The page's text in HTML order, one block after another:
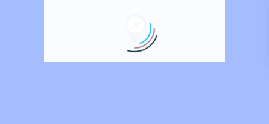
Nos adresses en France